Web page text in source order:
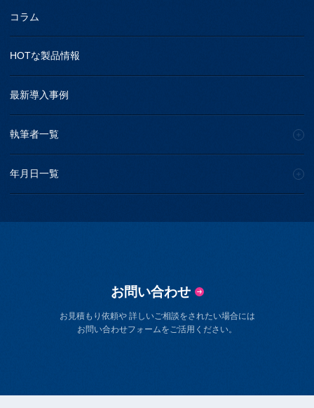
コラム
HOTな製品情報
最新導入事例
執筆者一覧
年月日一覧
お問い合わせ
お見積もり依頼や 詳しいご相談をされたい場合には
お問い合わせフォームをご活用ください。